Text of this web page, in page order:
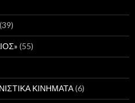
(39)
(55)
ΚΙΝΗΜΑΤΑ(6)